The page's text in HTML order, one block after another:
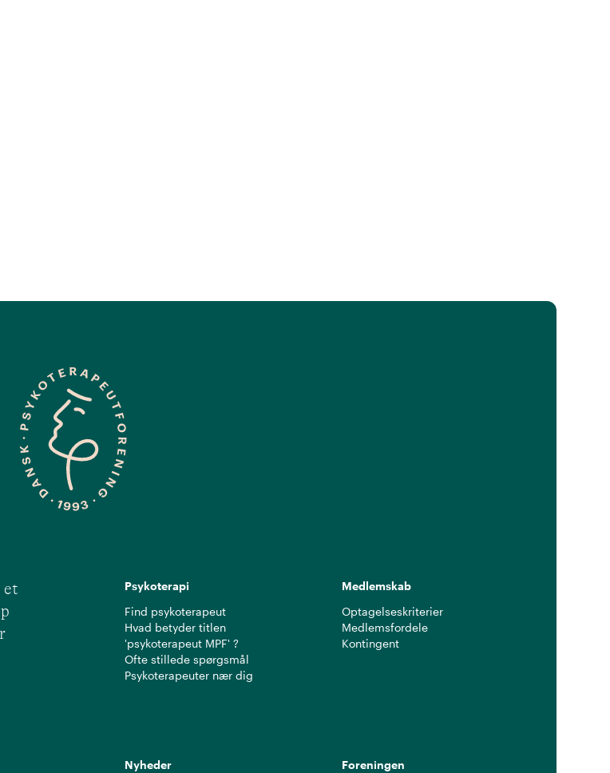
et
Psykoterapi
Find psykoterapeut
Hvad betyder titlen
'psykoterapeut MPF' ?
Ofte stillede spørgsmål
Psykoterapeuter nær dig
Medlemskab
Optagelseskriterier
Medlemsfordele
Kontingent
Nyheder
Foreningen